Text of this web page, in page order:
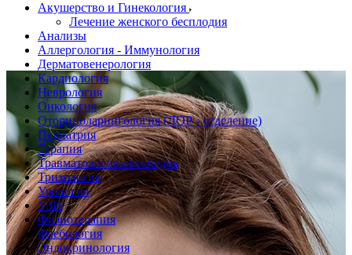
Акушерство и Гинекология
Лечение женского бесплодия
Анализы
Аллергология - Иммунология
Дерматовенерология
Кардиология
Неврология
Онкология
Оториноларингология (ЛОР - отделение)
Педиатрия
Терапия
Травматология-ортопедия
Трихология
Урология
УЗИ
Физиотерапия
Флебология
Эндокринология